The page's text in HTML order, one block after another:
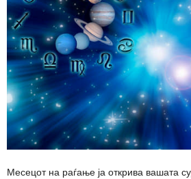
Месецот на раѓање ја открива вашата